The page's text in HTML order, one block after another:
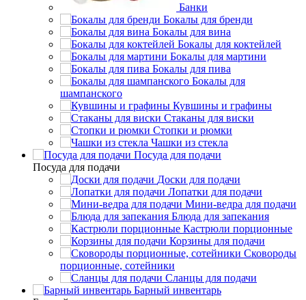
Банки
Бокалы для бренди
Бокалы для вина
Бокалы для коктейлей
Бокалы для мартини
Бокалы для пива
Бокалы для
шампанского
Кувшины и графины
Стаканы для виски
Стопки и рюмки
Чашки из стекла
Посуда для подачи
Посуда для подачи
Доски для подачи
Лопатки для подачи
Мини-ведра для подачи
Блюда для запекания
Кастрюли порционные
Корзины для подачи
Сковороды
порционные, сотейники
Сланцы для подачи
Барный инвентарь